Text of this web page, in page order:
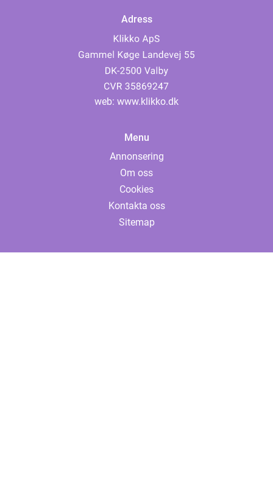
Adress
web: www.klikko.dk
Menu
Annonsering
Om oss
Cookies
Kontakta oss
Sitemap